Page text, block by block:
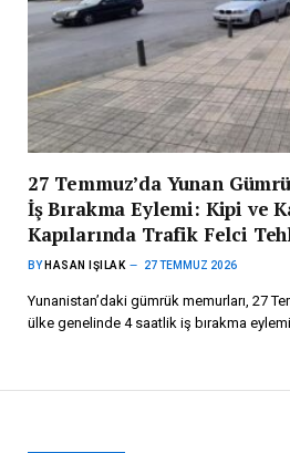
27 Temmuz’da Yunan
İş Bırakma Eylemi: Kipi ve
Kapılarında Trafik Felci
BY HASAN IŞILAK 27 TEMMUZ 2026
Yunanistan’daki gümrük memurları, 27
ülke genelinde 4 saatlik iş bırakma